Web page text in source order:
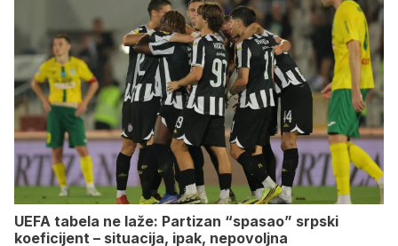
UEFA tabela ne laže: Partizan “spasao” srpski
koeficijent – situacija, ipak, nepovoljna